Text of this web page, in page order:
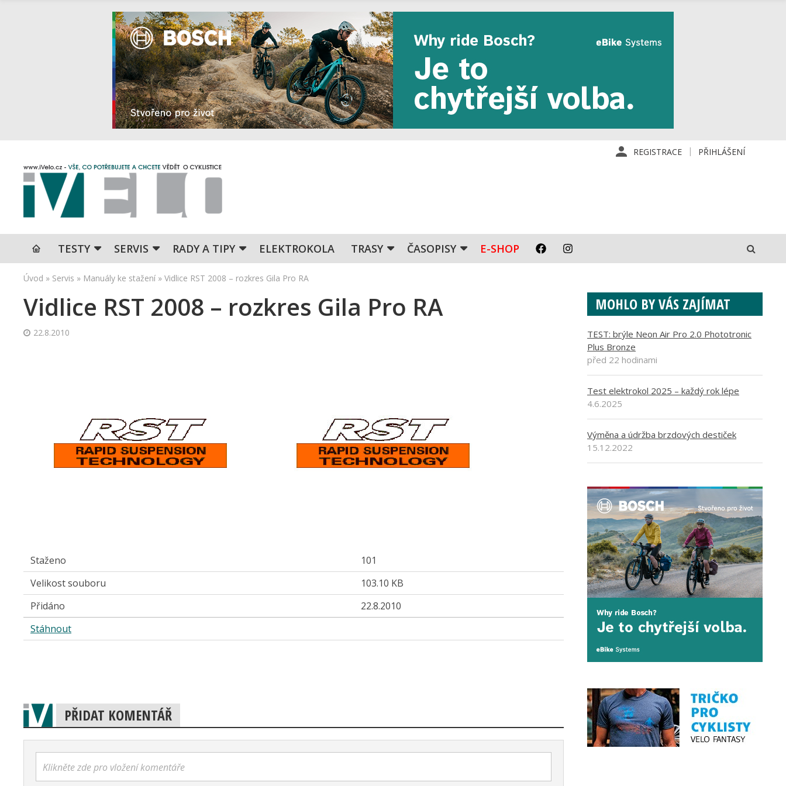
REGISTRACE PŘIHLÁŠENÍ
TESTY SERVIS RADY A TIPY ELEKTROKOLA TRASY ČASOPISY E-SHOP
Úvod » Servis » Manuály ke stažení » Vidlice RST 2008 – rozkres Gila Pro RA
Vidlice RST 2008 – rozkres Gila Pro RA
22.8.2010
Staženo
101
Velikost souboru
103.10 KB
Přidáno
22.8.2010
Stáhnout
PŘIDAT KOMENTÁŘ
Klikněte zde pro vložení komentáře
MOHLO BY VÁS ZAJÍMAT
TEST: brýle Neon Air Pro 2.0 Phototronic
Plus Bronze
před 22 hodinami
Test elektrokol 2025 – každý rok lépe
4.6.2025
Výměna a údržba brzdových destiček
15.12.2022